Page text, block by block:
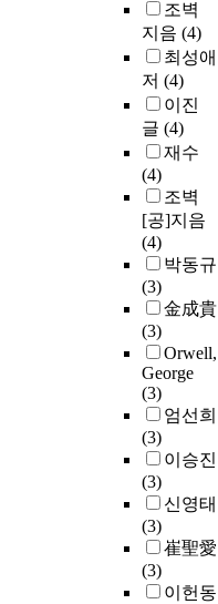
조벽
지음 (4)
최성애
저 (4)
이진
글 (4)
재수
(4)
조벽
[공]지음
(4)
박동규
(3)
金成貴
(3)
Orwell,
George
(3)
엄선희
(3)
이승진
(3)
신영태
(3)
崔聖愛
(3)
이헌동